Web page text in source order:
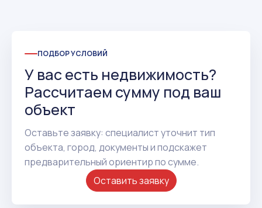
ПОДБОР УСЛОВИЙ
У вас есть недвижимость?
Рассчитаем сумму под ваш
объект
Оставьте заявку: специалист уточнит тип
объекта, город, документы и подскажет
предварительный ориентир по сумме.
Оставить заявку